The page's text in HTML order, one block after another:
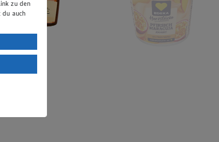
zu den
auch
DSGVO
mit
das